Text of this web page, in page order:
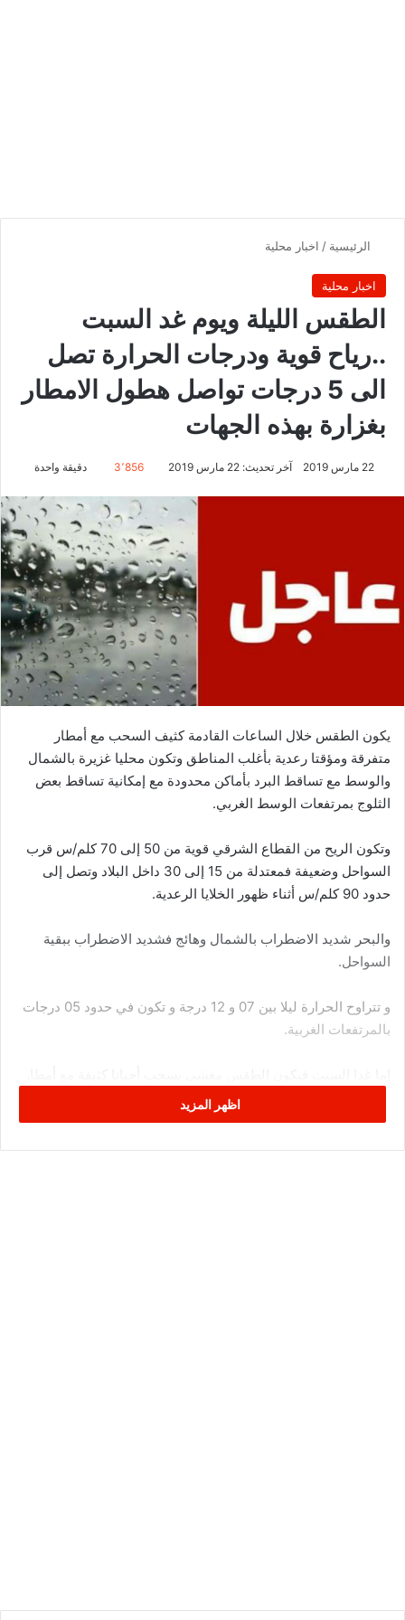
الرئيسية / اخبار محلية
اخبار محلية
الطقس الليلة ويوم غد السبت
..رياح قوية ودرجات الحرارة تصل
الى 5 درجات تواصل هطول الامطار
بغزارة بهذه الجهات
22 مارس 2019 آخر تحديث: 22 مارس 2019 3٬856 دقيقة واحدة
يكون الطقس خلال الساعات القادمة كثيف السحب مع أمطار
متفرقة ومؤقتا رعدية بأغلب المناطق وتكون محليا غزيرة بالشمال
والوسط مع تساقط البرد بأماكن محدودة مع إمكانية تساقط بعض
الثلوج بمرتفعات الوسط الغربي.
وتكون الريح من القطاع الشرقي قوية من 50 إلى 70 كلم/س قرب
السواحل وضعيفة فمعتدلة من 15 إلى 30 داخل البلاد وتصل إلى
حدود 90 كلم/س أثناء ظهور الخلايا الرعدية.
والبحر شديد الاضطراب بالشمال وهائج فشديد الاضطراب ببقية
السواحل.
و تتراوح الحرارة ليلا بين 07 و 12 درجة و تكون في حدود 05 درجات
بالمرتفعات الغربية.
متفرقة ومؤقتا رعدية بأغلب المناطق.
اظهر المزيد